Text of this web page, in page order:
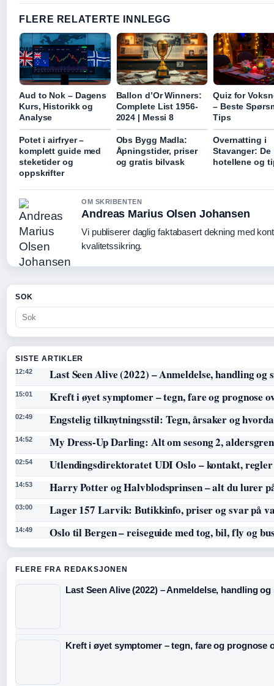
FLERE RELATERTE INNLEGG
Aud to Nok – Dagens
Kurs, Historikk og
Analyse
Ballon d’Or Winners:
Complete List 1956-
2024 | Messi 8
Quiz for
– Beste
Tips
Potet i airfryer –
komplett guide med
steketider og
oppskrifter
Obs Bygg Madla:
Åpningstider, priser
og gratis bilvask
Overnatting i
Stavanger: De
hotellene og
OM SKRIBENTEN
Andreas Marius Olsen Johansen
Vi publiserer daglig faktabasert dekning med
kvalitetssikring.
SOK
SISTE ARTIKLER
12:42 Last Seen Alive (2022) – Anmeldelse, handling
15:01 Kreft i øyet symptomer – tegn, fare og prognose
02:49 Engstelig tilknytningsstil: Tegn, årsaker og
14:52 My Dress-Up Darling: Alt om sesong 2,
02:54 Utlendingsdirektoratet UDI Oslo – kontakt,
14:53 Harry Potter og Halvblodsprinsen – alt du lurer
03:00 Lager 157 Larvik: Butikkinfo, priser og svar på
14:49 Oslo til Bergen – reiseguide med tog, bil, fly og
FLERE FRA REDAKSJONEN
Last Seen Alive (2022) – Anmeldelse, handling
Kreft i øyet symptomer – tegn, fare og prognose